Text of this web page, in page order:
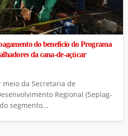
do benefício do Programa
da cana-de-açúcar
meio da Secretaria de
Regional (Seplag-
segmento...